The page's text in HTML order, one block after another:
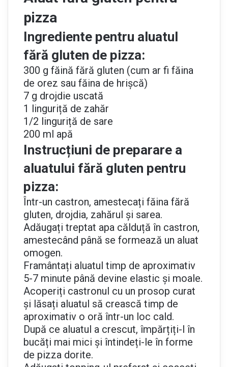
pizza
Ingrediente pentru aluatul
fără gluten de pizza:
300 g făină fără gluten (cum ar fi făina
de orez sau făina de hrișcă)
7 g drojdie uscată
1 linguriță de zahăr
1/2 linguriță de sare
200 ml apă
Instrucțiuni de preparare a
aluatului fără gluten pentru
pizza:
Într-un castron, amestecați făina fără
gluten, drojdia, zahărul și sarea.
Adăugați treptat apa călduță în castron,
amestecând până se formează un aluat
omogen.
Framântați aluatul timp de aproximativ
5-7 minute până devine elastic și moale.
Acoperiți castronul cu un prosop curat
și lăsați aluatul să crească timp de
aproximativ o oră într-un loc cald.
După ce aluatul a crescut, împărțiți-l în
bucăți mai mici și întindeți-le în forme
de pizza dorite.